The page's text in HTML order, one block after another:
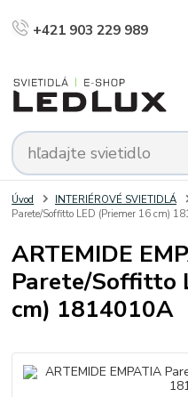
+421 903 229 989
Úvod INTERIÉROVÉ SVIETIDLÁ
Parete/Soffitto LED (Priemer 16 cm)
ARTEMIDE
Parete/Soffitto
cm) 1814010A